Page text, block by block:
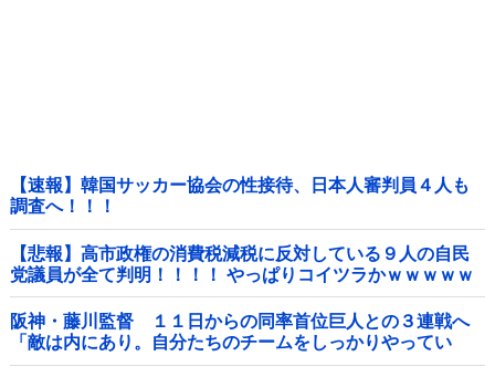
【速報】韓国サッカー協会の性接待、日本人審判員４人も
調査へ！！！
【悲報】高市政権の消費税減税に反対している９人の自民
党議員が全て判明！！！！ やっぱりコイツラかｗｗｗｗｗ
阪神・藤川監督 １１日からの同率首位巨人との３連戦へ
「敵は内にあり。自分たちのチームをしっかりやってい
く」他